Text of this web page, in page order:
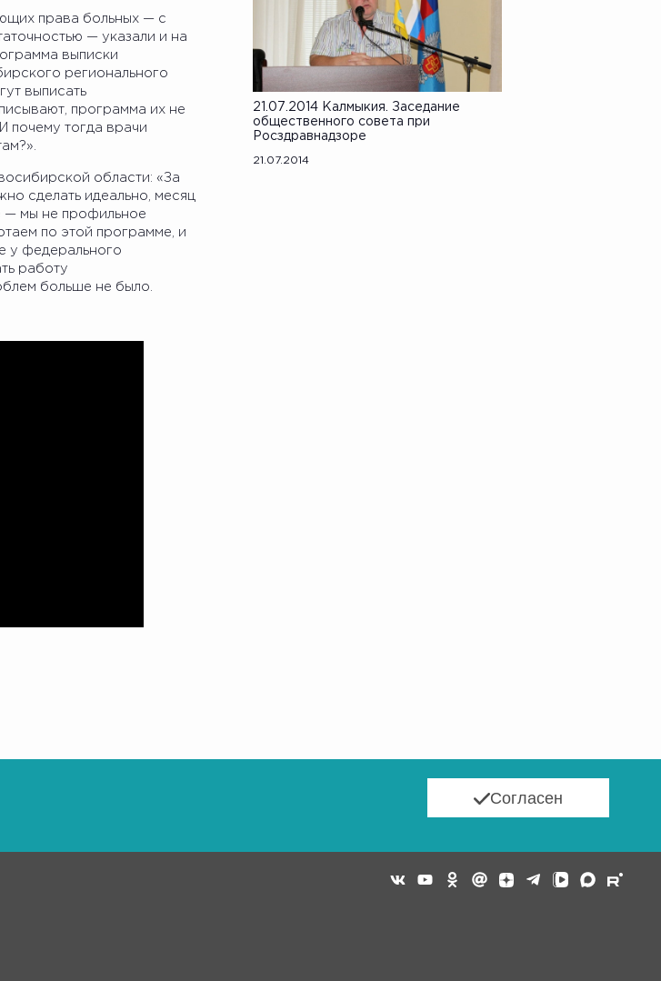
права больных — с
— указали и на
выписки
регионального
выписать
программа их не
почему тогда врачи
области: «За
сделать идеально, месяц
— мы не профильное
по этой программе, и
у федерального
работу
больше не было.
21.07.2014 Калмыкия. Заседание
общественного совета при
Росздравнадзоре
21.07.2014
Согласен